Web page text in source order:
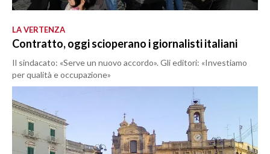
LA VERTENZA
Contratto, oggi scioperano i giornalisti italiani
Il sindacato: «Serve un nuovo accordo». Gli editori: «Investiamo
per qualità e occupazione»